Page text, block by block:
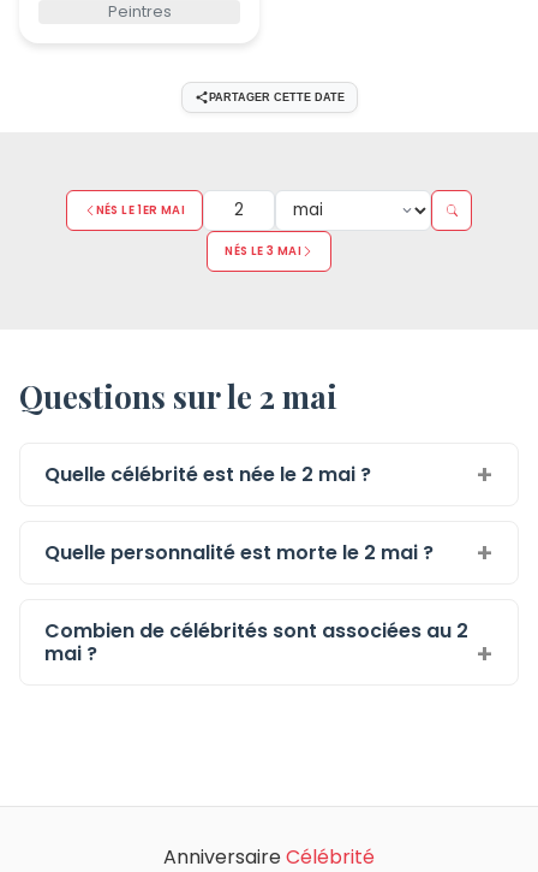
Peintres
PARTAGER CETTE DATE
NÉS LE 1ER MAI
NÉS LE 3 MAI
Questions sur le 2 mai
Quelle célébrité est née le 2 mai ?
Quelle personnalité est morte le 2 mai ?
Combien de célébrités sont associées au 2
mai ?
AnniversaireCélébrité